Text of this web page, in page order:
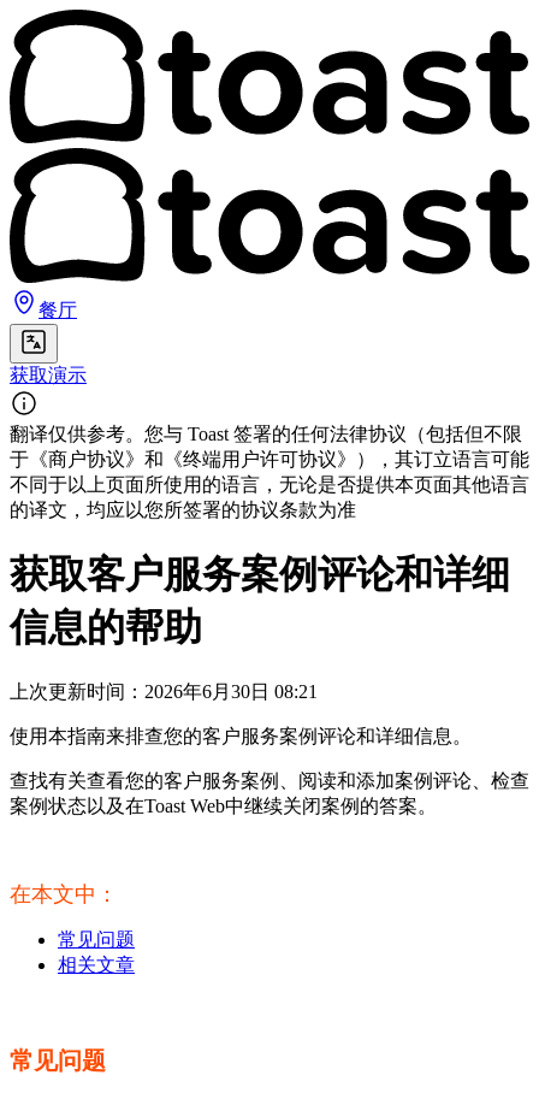
餐厅
获取演示
翻译仅供参考。您与 Toast 签署的任何法律协议（包括但不限
于《商户协议》和《终端用户许可协议》），其订立语言可能
不同于以上页面所使用的语言，无论是否提供本页面其他语言
的译文，均应以您所签署的协议条款为准
获取客户服务案例评论和详细
信息的帮助
上次更新时间：2026年6月30日 08:21
使用本指南来排查您的客户服务案例评论和详细信息。
查找有关查看您的客户服务案例、阅读和添加案例评论、检查
案例状态以及在Toast Web中继续关闭案例的答案。
在本文中：
常见问题
相关文章
常见问题